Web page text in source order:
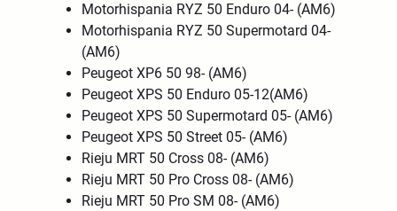
Motorhispania RYZ 50 Enduro 04- (AM6)
Motorhispania RYZ 50 Supermotard 04-
(AM6)
Peugeot XP6 50 98- (AM6)
Peugeot XPS 50 Enduro 05-12(AM6)
Peugeot XPS 50 Supermotard 05- (AM6)
Peugeot XPS 50 Street 05- (AM6)
Rieju MRT 50 Cross 08- (AM6)
Rieju MRT 50 Pro Cross 08- (AM6)
Rieju MRT 50 Pro SM 08- (AM6)